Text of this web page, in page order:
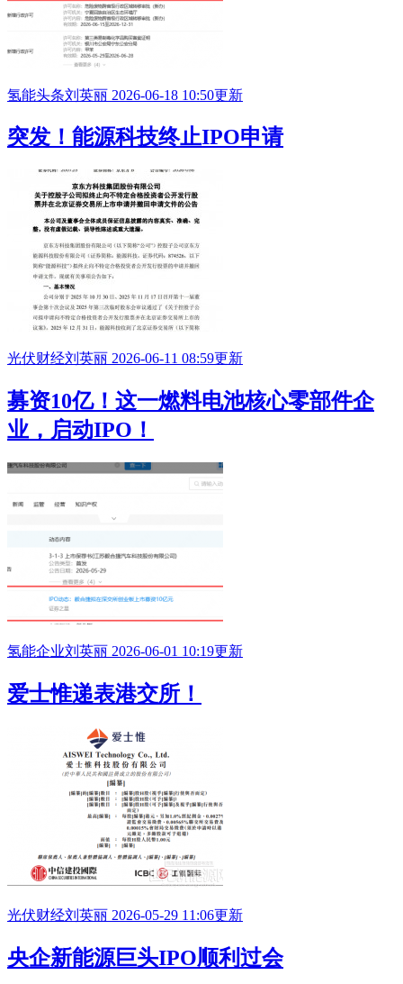
氢能头条刘英丽 2026-06-18 10:50更新
突发！能源科技终止IPO申请
光伏财经刘英丽 2026-06-11 08:59更新
募资10亿！这一燃料电池核心零部件企
业，启动IPO ！
氢能企业刘英丽 2026-06-01 10:19更新
爱士惟递表港交所！
光伏财经刘英丽 2026-05-29 11:06更新
央企新能源巨头IPO顺利过会